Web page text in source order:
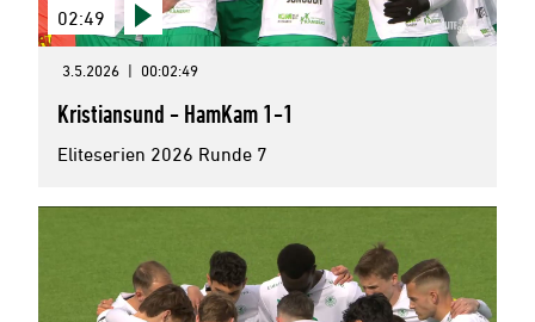
02:49
3.5.2026 | 00:02:49
Kristiansund - HamKam 1-1
Eliteserien 2026 Runde 7